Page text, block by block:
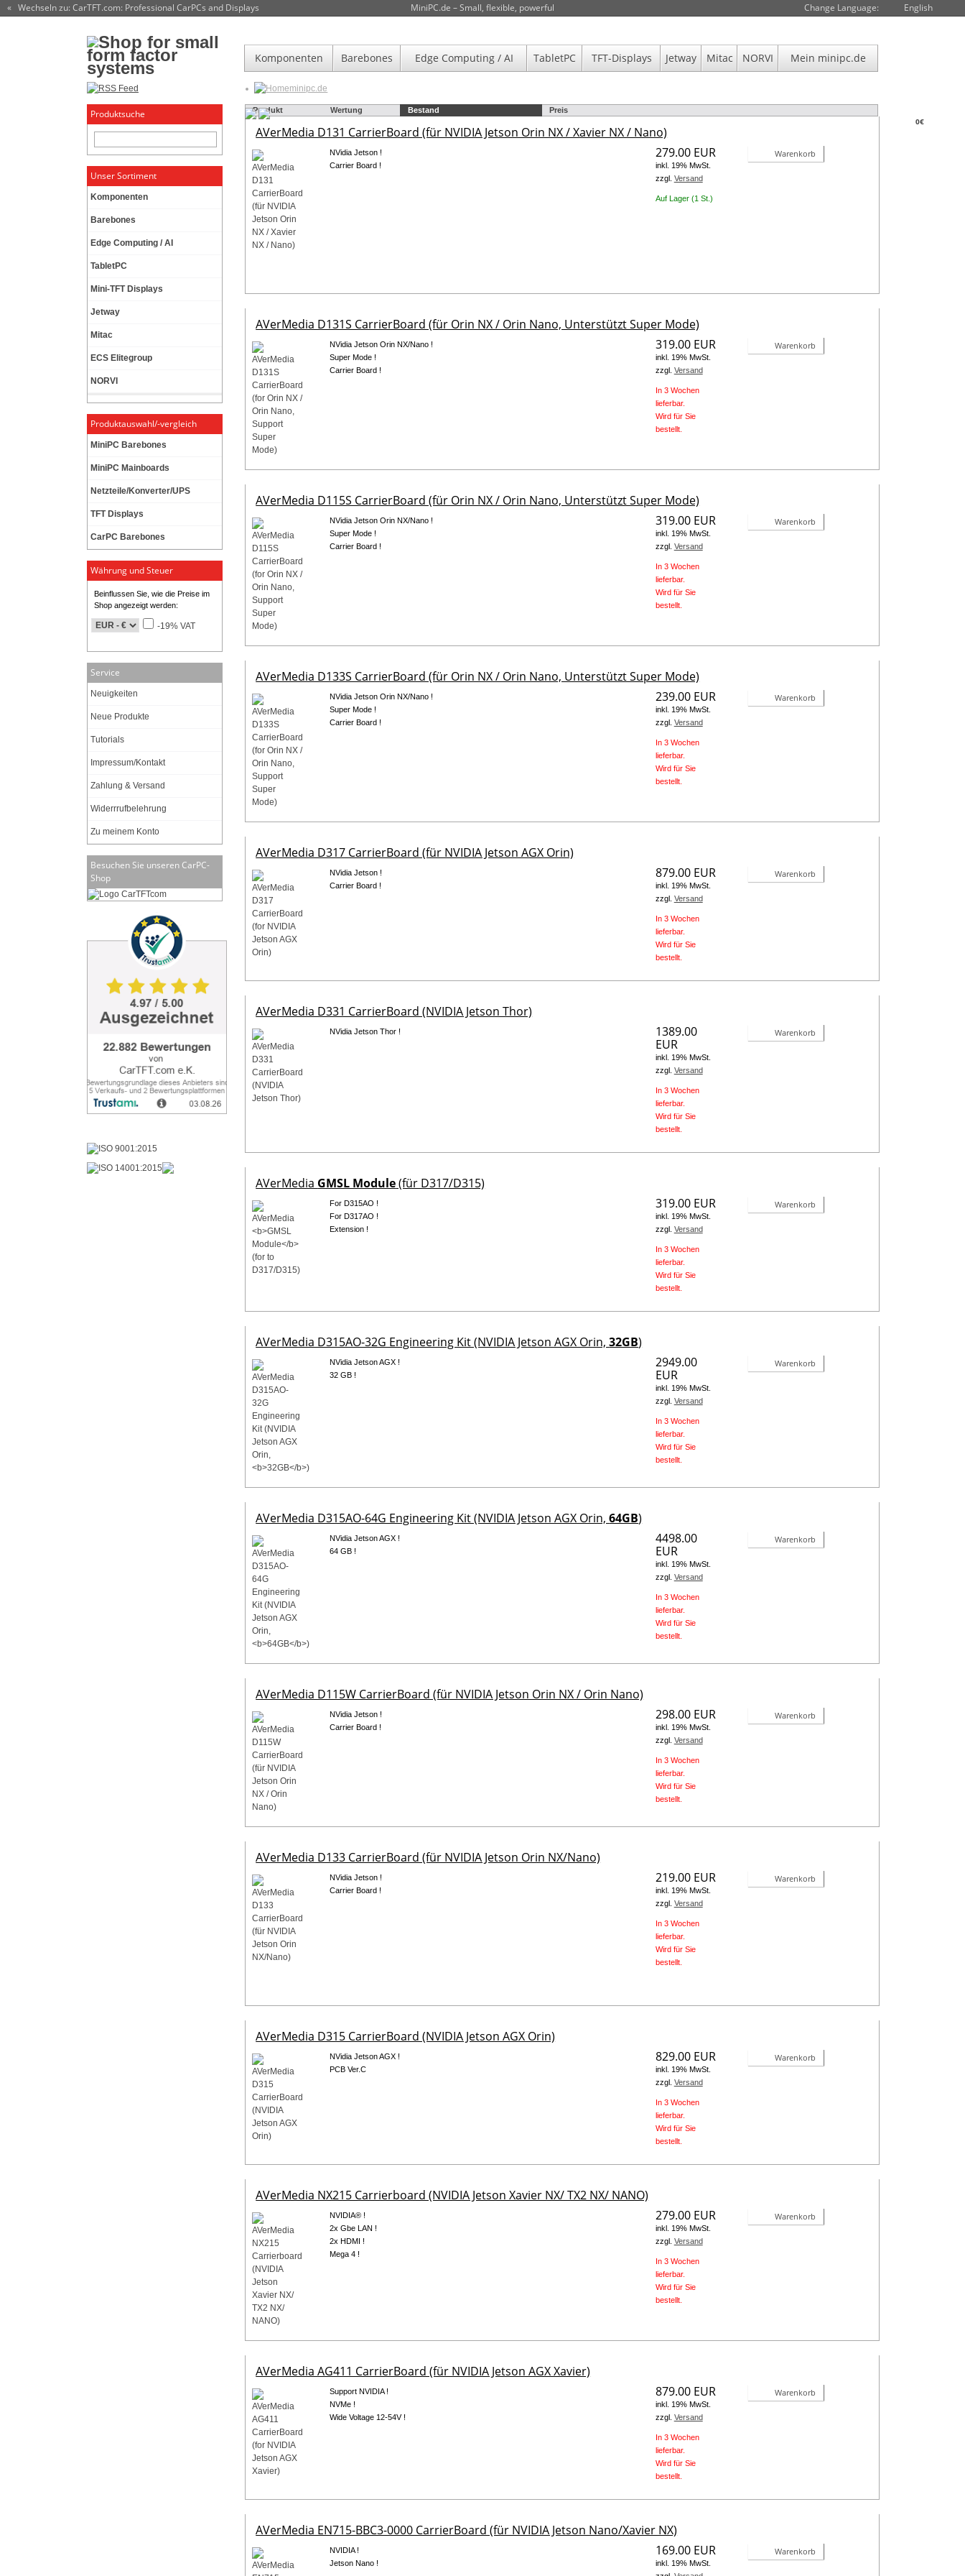
0€
MiniPC.de – Small, flexible, powerful
« Wechseln zu: CarTFT.com: Professional CarPCs and Displays Change Language: English
Komponenten Barebones Edge Computing / AI TabletPC TFT-Displays Jetway Mitac NORVI Mein minipc.de
minipc.de
Produktsuche
Unser Sortiment
Komponenten
Barebones
Edge Computing / AI
TabletPC
Mini-TFT Displays
Jetway
Mitac
ECS Elitegroup
NORVI
Produktauswahl/-vergleich
MiniPC Barebones
MiniPC Mainboards
Netzteile/Konverter/UPS
TFT Displays
CarPC Barebones
Währung und Steuer
Beinflussen Sie, wie die Preise im
Shop angezeigt werden:
-19% VAT
Service
Neuigkeiten
Neue Produkte
Tutorials
Impressum/Kontakt
Zahlung & Versand
Widerrrufbelehrung
Zu meinem Konto
Besuchen Sie unseren CarPC-
Shop
Produkt Wertung Bestand Preis
AVerMedia D131 CarrierBoard (für NVIDIA Jetson Orin NX / Xavier NX / Nano)
NVidia Jetson !
Carrier Board !
279.00 EUR
inkl. 19% MwSt.
zzgl. Versand
Auf Lager (1 St.)
Warenkorb
AVerMedia D131S CarrierBoard (für Orin NX / Orin Nano, Unterstützt Super Mode)
NVidia Jetson Orin NX/Nano !
Super Mode !
Carrier Board !
319.00 EUR
inkl. 19% MwSt.
zzgl. Versand
In 3 Wochen
lieferbar.
Wird für Sie
bestellt.
Warenkorb
AVerMedia D115S CarrierBoard (für Orin NX / Orin Nano, Unterstützt Super Mode)
NVidia Jetson Orin NX/Nano !
Super Mode !
Carrier Board !
319.00 EUR
inkl. 19% MwSt.
zzgl. Versand
In 3 Wochen
lieferbar.
Wird für Sie
bestellt.
Warenkorb
AVerMedia D133S CarrierBoard (für Orin NX / Orin Nano, Unterstützt Super Mode)
NVidia Jetson Orin NX/Nano !
Super Mode !
Carrier Board !
239.00 EUR
inkl. 19% MwSt.
zzgl. Versand
In 3 Wochen
lieferbar.
Wird für Sie
bestellt.
Warenkorb
AVerMedia D317 CarrierBoard (für NVIDIA Jetson AGX Orin)
NVidia Jetson !
Carrier Board !
879.00 EUR
inkl. 19% MwSt.
zzgl. Versand
In 3 Wochen
lieferbar.
Wird für Sie
bestellt.
Warenkorb
AVerMedia D331 CarrierBoard (NVIDIA Jetson Thor)
NVidia Jetson Thor !
1389.00
EUR
inkl. 19% MwSt.
zzgl. Versand
In 3 Wochen
lieferbar.
Wird für Sie
bestellt.
Warenkorb
AVerMedia GMSL Module(für D317/D315)
For D315AO !
For D317AO !
Extension !
319.00 EUR
inkl. 19% MwSt.
zzgl. Versand
In 3 Wochen
lieferbar.
Wird für Sie
bestellt.
Warenkorb
AVerMedia D315AO-32G Engineering Kit (NVIDIA Jetson AGX Orin,32GB)
NVidia Jetson AGX !
32 GB !
2949.00
EUR
inkl. 19% MwSt.
zzgl. Versand
In 3 Wochen
lieferbar.
Wird für Sie
bestellt.
Warenkorb
AVerMedia D315AO-64G Engineering Kit (NVIDIA Jetson AGX Orin,64GB)
NVidia Jetson AGX !
64 GB !
4498.00
EUR
inkl. 19% MwSt.
zzgl. Versand
In 3 Wochen
lieferbar.
Wird für Sie
bestellt.
Warenkorb
AVerMedia D115W CarrierBoard (für NVIDIA Jetson Orin NX / Orin Nano)
NVidia Jetson !
Carrier Board !
298.00 EUR
inkl. 19% MwSt.
zzgl. Versand
In 3 Wochen
lieferbar.
Wird für Sie
bestellt.
Warenkorb
AVerMedia D133 CarrierBoard (für NVIDIA Jetson Orin NX/Nano)
NVidia Jetson !
Carrier Board !
219.00 EUR
inkl. 19% MwSt.
zzgl. Versand
In 3 Wochen
lieferbar.
Wird für Sie
bestellt.
Warenkorb
AVerMedia D315 CarrierBoard (NVIDIA Jetson AGX Orin)
NVidia Jetson AGX !
PCB Ver.C
829.00 EUR
inkl. 19% MwSt.
zzgl. Versand
In 3 Wochen
lieferbar.
Wird für Sie
bestellt.
Warenkorb
AVerMedia NX215 Carrierboard (NVIDIA Jetson Xavier NX/ TX2 NX/ NANO)
NVIDIA® !
2x Gbe LAN !
2x HDMI !
Mega 4 !
279.00 EUR
inkl. 19% MwSt.
zzgl. Versand
In 3 Wochen
lieferbar.
Wird für Sie
bestellt.
Warenkorb
AVerMedia AG411 CarrierBoard (für NVIDIA Jetson AGX Xavier)
Support NVIDIA !
NVMe !
Wide Voltage 12-54V !
879.00 EUR
inkl. 19% MwSt.
zzgl. Versand
In 3 Wochen
lieferbar.
Wird für Sie
bestellt.
Warenkorb
AVerMedia EN715-BBC3-0000 CarrierBoard (für NVIDIA Jetson Nano/Xavier NX)
NVIDIA !
Jetson Nano !
169.00 EUR
inkl. 19% MwSt.
Warenkorb